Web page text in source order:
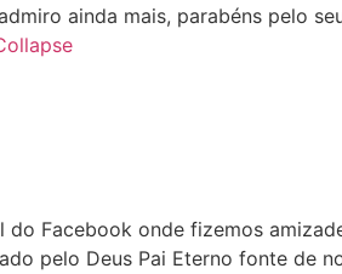
ainda mais, parabéns pelo
Facebook onde fizemos
pelo Deus Pai Eterno fonte de